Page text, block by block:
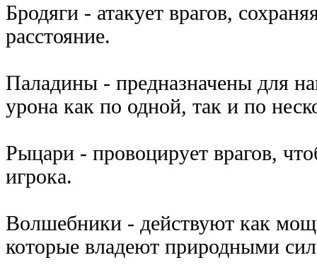
Бродяги - атакует врагов,
расстояние.
Паладины - предназначены для
урона как по одной, так и по
Рыцари - провоцирует врагов,
игрока.
Волшебники - действуют как
которые владеют природными